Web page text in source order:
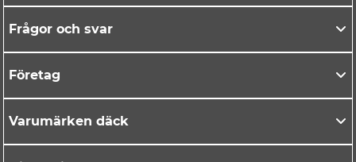
Frågor och svar
Företag
Varumärken däck